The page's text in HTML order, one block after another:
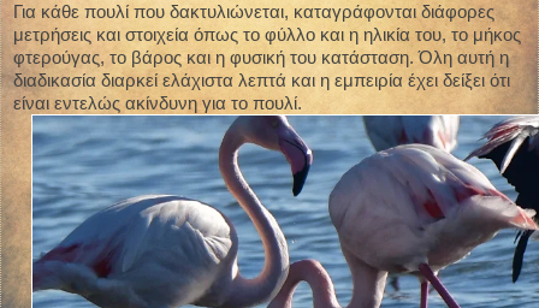
Για κάθε πουλί που δακτυλιώνεται, καταγράφονται διάφορες
μετρήσεις και στοιχεία όπως το φύλλο και η ηλικία του, το μήκος
φτερούγας, το βάρος και η φυσική του κατάσταση. Όλη αυτή η
διαδικασία διαρκεί ελάχιστα λεπτά και η εμπειρία έχει δείξει ότι
είναι εντελώς ακίνδυνη για το πουλί.